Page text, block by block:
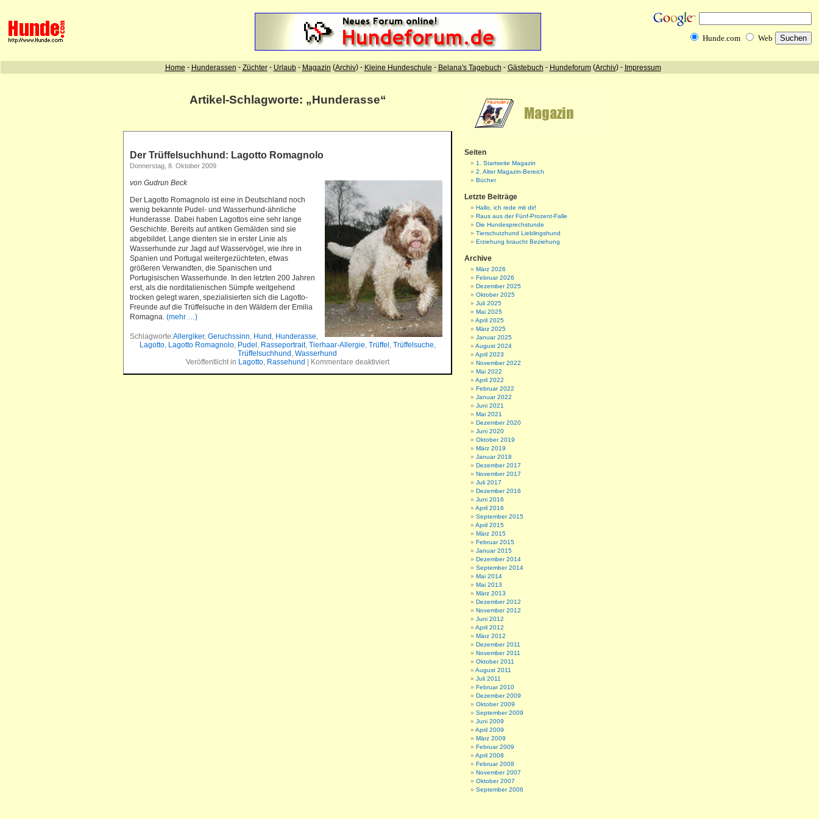
Artikel-Schlagworte: „Hunderasse“
Der Trüffelsuchhund: Lagotto Romagnolo
Donnerstag, 8. Oktober 2009
von Gudrun Beck
Der Lagotto Romagnolo ist eine in Deutschland noch
wenig bekannte Pudel- und Wasserhund-ähnliche
Hunderasse. Dabei haben Lagottos eine sehr lange
Geschichte. Bereits auf antiken Gemälden sind sie
abgebildet. Lange dienten sie in erster Linie als
Wasserhunde zur Jagd auf Wasservögel, wie ihre in
Spanien und Portugal weitergezüchteten, etwas
größeren Verwandten, die Spanischen und
Portugisischen Wasserhunde. In den letzten 200 Jahren
erst, als die norditalienischen Sümpfe weitgehend
trocken gelegt waren, spezialisierten sich die Lagotto-
Freunde auf die Trüffelsuche in den Wäldern der Emilia
Romagna. (mehr …)
Schlagworte:Allergiker, Geruchssinn, Hund , Hunderasse,
Lagotto, Lagotto Romagnolo, Pudel , Rasseportrait, Tierhaar-Allergie, Trüffel , Trüffelsuche,
Trüffelsuchhund , Wasserhund
Veröffentlicht in Lagotto, Rassehund Kommentare deaktiviert
Seiten
1. Startseite Magazin
2. Alter Magazin-Bereich
Bücher
Letzte Beiträge
Hallo, ich rede mit dir!
Raus aus der Fünf-Prozent-Falle
Die Hundesprechstunde
Tierschutzhund Lieblingshund
Erziehung braucht Beziehung
Archive
März 2026
Februar 2026
Dezember 2025
Oktober 2025
Juli 2025
Mai 2025
April 2025
März 2025
Januar 2025
August 2024
April 2023
November 2022
Mai 2022
April 2022
Februar 2022
Januar 2022
Juni 2021
Mai 2021
Dezember 2020
Juni 2020
Oktober 2019
März 2019
Januar 2018
Dezember 2017
November 2017
Juli 2017
Dezember 2016
Juni 2016
April 2016
September 2015
April 2015
März 2015
Februar 2015
Januar 2015
Dezember 2014
September 2014
Mai 2014
Mai 2013
März 2013
Dezember 2012
November 2012
Juni 2012
April 2012
März 2012
Dezember 2011
November 2011
Oktober 2011
August 2011
Juli 2011
Februar 2010
Dezember 2009
Oktober 2009
September 2009
Juni 2009
April 2009
März 2009
Februar 2009
April 2008
Februar 2008
November 2007
Oktober 2007
September 2006